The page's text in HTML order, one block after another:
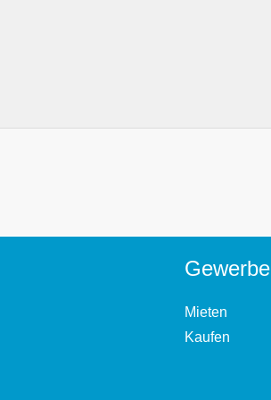
Gewerbe
Mieten
Kaufen